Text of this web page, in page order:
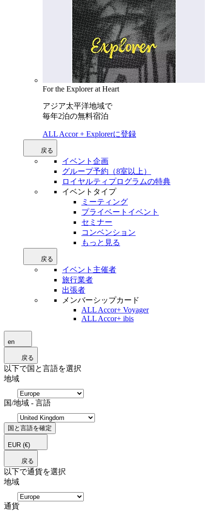
For the Explorer at Heart
アジア太平洋地域で
毎年2泊の無料宿泊
ALL Accor + Explorerに登録
戻る
イベント企画
グループ予約（8室以上）
ロイヤルティプログラムの特典
イベントタイプ
ミーティング
プライベートイベント
セミナー
コンベンション
もっと見る
戻る
イベント主催者
旅行業者
出張者
メンバーシップカード
ALL Accor+ Voyager
ALL Accor+ ibis
en
戻る
以下で国と言語を選択
地域
国/地域 - 言語
国と言語を確定
EUR (€)
戻る
以下で通貨を選択
地域
通貨